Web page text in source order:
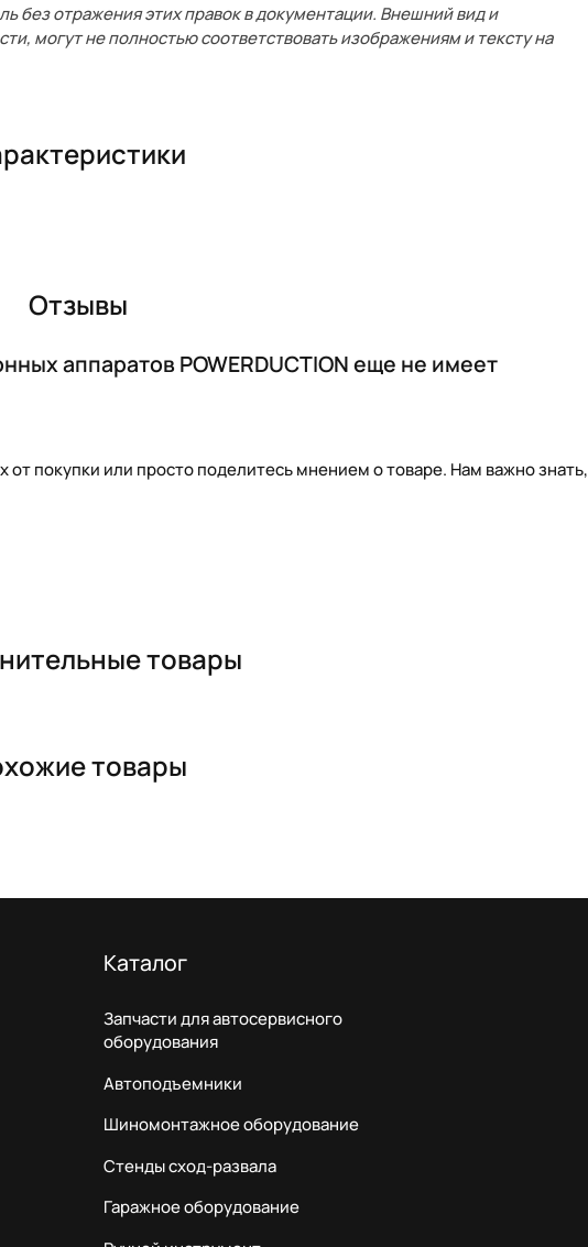
без отражения этих правок в документации. Внешний вид и
могут не полностью соответствовать изображениям и тексту на
Отзывы
аппаратов POWERDUCTION еще не имеет
покупки или просто поделитесь мнением о товаре. Нам важно знать,
товары
товары
Каталог
Запчасти для автосервисного
оборудования
Автоподъемники
Шиномонтажное оборудование
Стенды сход-развала
Гаражное оборудование